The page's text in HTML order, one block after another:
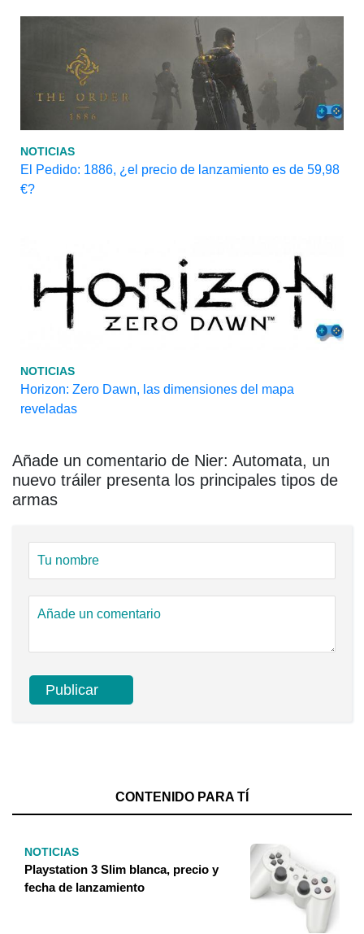
NOTICIAS
El Pedido: 1886, ¿el precio de lanzamiento es de 59,98
€?
NOTICIAS
Horizon: Zero Dawn, las dimensiones del mapa
reveladas
Añade un comentario de Nier: Automata, un
nuevo tráiler presenta los principales tipos de
armas
CONTENIDO PARA TÍ
NOTICIAS
Playstation 3 Slim blanca, precio y
fecha de lanzamiento